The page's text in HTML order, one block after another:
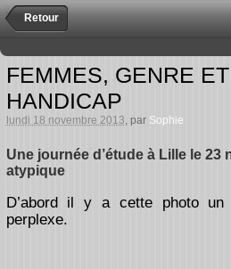
Retour
FEMMES, GENRE ET
HANDICAP
lundi 18 novembre 2013 , par Sophie
Une journée d’étude à Lille le 23
atypique
D’abord il y a cette photo
perplexe.